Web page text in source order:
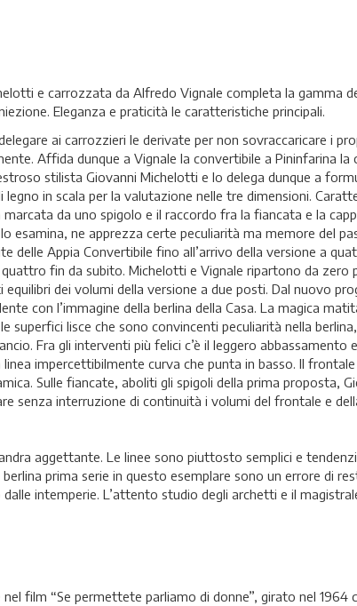
e carrozzata da Alfredo Vignale completa la gamma
Eleganza e praticità le caratteristiche principali.
ai carrozzieri le derivate per non sovraccaricare i
Affida dunque a Vignale la convertibile a Pininfarina la
stilista Giovanni Michelotti e lo delega dunque a
in scala per la valutazione nelle tre dimensioni.
da uno spigolo e il raccordo fra la fiancata e la
esamina, ne apprezza certe peculiarità ma memore del
delle Appia Convertibile fino all’arrivo della versione a
fin da subito. Michelotti e Vignale ripartono da zero
dei volumi della versione a due posti. Dal nuovo
con l’immagine della berlina della Casa. La magica
lisce che sono convincenti peculiarità nella
Fra gli interventi più felici c’è il leggero abbassamento
impercettibilmente curva che punta in basso. Il frontale
Sulle fiancate, aboliti gli spigoli della prima proposta,
senza interruzione di continuità i volumi del frontale e della
aggettante. Le linee sono piuttosto semplici e
prima serie in questo esemplare sono un errore di
intemperie. L’attento studio degli archetti e il
film “Se permettete parliamo di donne”, girato nel 1964